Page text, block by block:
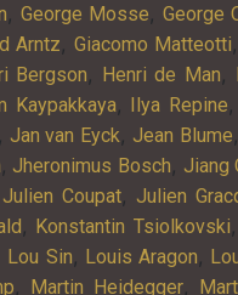
, George Mosse, George
Arntz, Giacomo Matteotti,
Bergson, Henri de Man,
Kaypakkaya, Ilya Repine,
, Jan van Eyck, Jean Blume,
, Jheronimus Bosch, Jiang
Julien Coupat, Julien
, Konstantin Tsiolkovski,
Lou Sin, Louis Aragon,
, Martin Heidegger,